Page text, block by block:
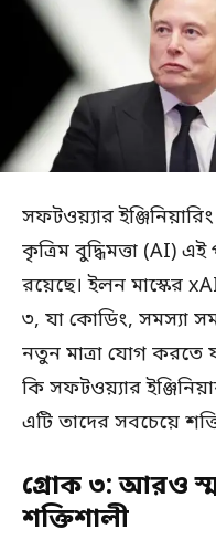
সফটওয়্যার
কৃত্রিম বুদ্ধিমত্তা (AI) এই
রয়েছে। ইলন মাস্কের
৩, যা কোডিং, সমস্যা
নতুন মাত্রা যোগ করতে
কি সফটওয়্যার
এটি তাদের সবচেয়ে
গ্রোক ৩: আরও
শক্তিশালী